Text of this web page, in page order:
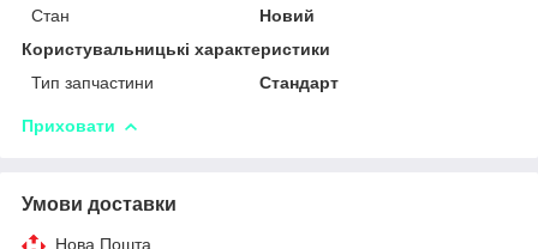
Стан
Новий
Користувальницькі характеристики
Тип запчастини
Стандарт
Приховати
Умови доставки
Нова Пошта